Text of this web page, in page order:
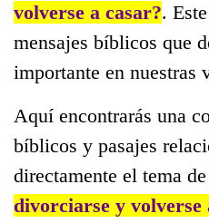
volverse a casar?.
mensajes bíblicos que
importante en nuestras
Aquí encontrarás una
bíblicos y pasajes
directamente el tema de
divorciarse y volverse